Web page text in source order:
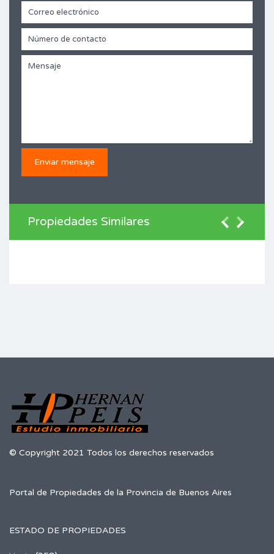
Propiedades Similares
© Copyright 2021 Todos los derechos reservados
Portal de Propiedades de la Provincia de Buenos Aires
ESTADO DE PROPIEDADES